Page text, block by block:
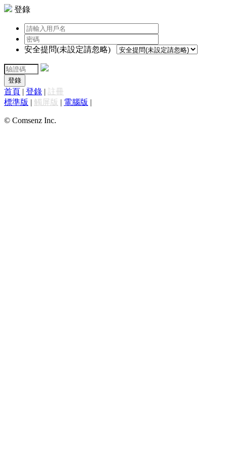
登錄
安全提問(未設定請忽略)
登錄
首頁 | 登錄 | 註冊
標準版 | 觸屏版 | 電腦版 |
© Comsenz Inc.